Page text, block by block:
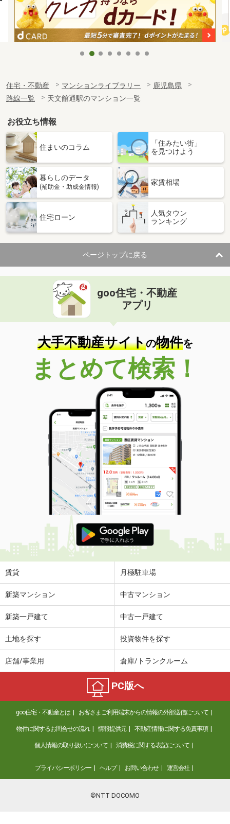
住宅・不動産 マンションライブラリー
鹿児島県
路線一覧
天文館通駅のマンション一覧
お役立ち情報
住まいのコラム
「住みたい街」
を見つけよう
暮らしのデータ
(補助金・助成金情報)
家賃相場
住宅ローン
人気タウン
ランキング
ページトップに戻る
goo住宅・不動産
アプリ
大手不動産サイトの物件を
まとめて検索！
賃貸 月極駐車場
新築マンション 中古マンション
新築一戸建て 中古一戸建て
土地を探す 投資物件を探す
店舗/事業用 倉庫/トランクルーム
PC版へ
goo住宅・不動産とは お客さまご利用端末からの情報の外部送信について
物件に関するお問合せの流れ 情報提供元 不動産情報に関する免責事項
個人情報の取り扱いについて 消費税に関する表記について
プライバシーポリシー ヘルプ お問い合わせ 運営会社
©NTT DOCOMO